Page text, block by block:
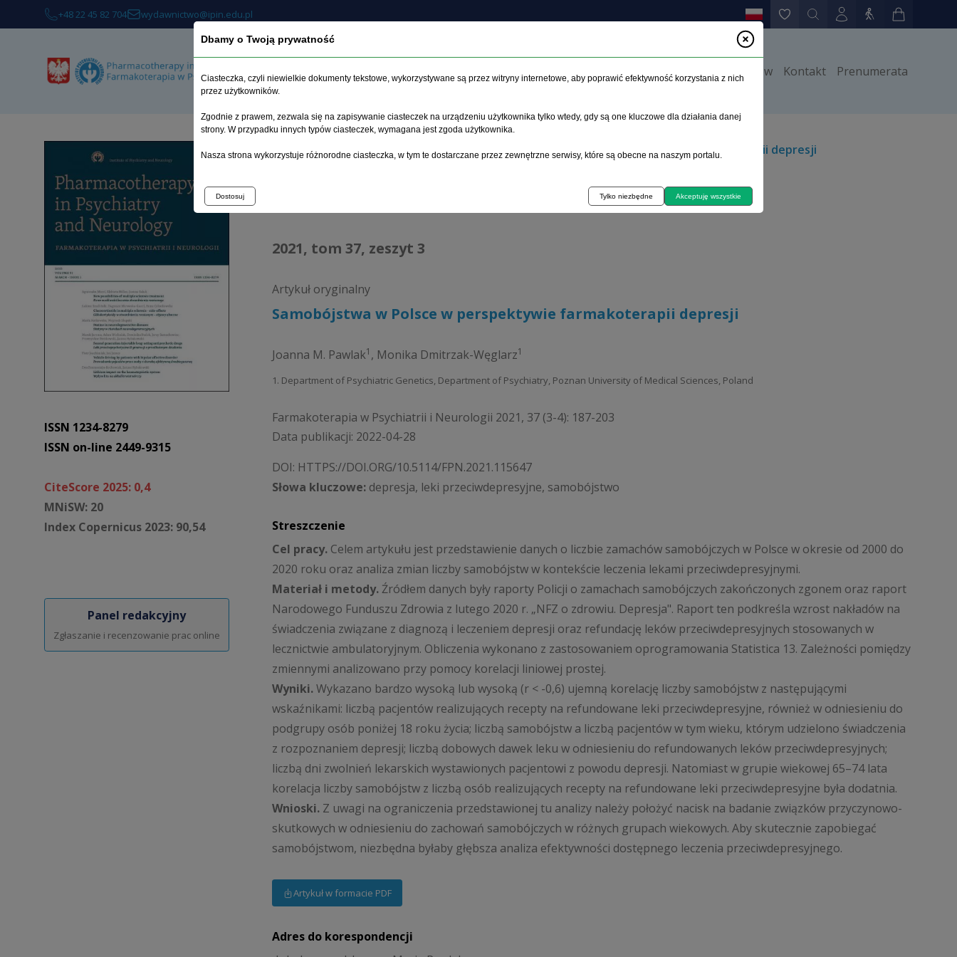
+48 22 45 82 704 wydawnictwo@ipin.edu.pl
O czasopiśmie Zeszyt aktualny Archiwum Artykuły Instrukcje dla autorów Kontakt Prenumerata
ISSN 1234-8279
ISSN on-line 2449-9315
CiteScore 2025: 0,4
MNiSW: 20
Index Copernicus 2023: 90,54
Panel redakcyjny
Zgłaszanie i recenzowanie prac online
Strona główna >Archiwum>zeszyt 3>Samobójstwa w Polsce w perspektywie farmakoterapii depresji
2021, tom 37, zeszyt 3
Artykuł oryginalny
Samobójstwa w Polsce w perspektywie farmakoterapii depresji
Joanna M. Pawlak1 , Monika Dmitrzak-Węglarz1
1. Department of Psychiatric Genetics, Department of Psychiatry, Poznan University of Medical Sciences, Poland
Farmakoterapia w Psychiatrii i Neurologii 2021, 37 (3-4): 187-203
Data publikacji: 2022-04-28
DOI: HTTPS://DOI.ORG/10.5114/FPN.2021.115647
Słowa kluczowe: depresja, leki przeciwdepresyjne, samobójstwo
Streszczenie
Cel pracy. Celem artykułu jest przedstawienie danych o liczbie zamachów samobójczych w Polsce w okresie od 2000 do
2020 roku oraz analiza zmian liczby samobójstw w kontekście leczenia lekami przeciwdepresyjnymi.
Materiał i metody.Źródłem danych były raporty Policji o zamachach samobójczych zakończonych zgonem oraz raport
Narodowego Funduszu Zdrowia z lutego 2020 r. „NFZ o zdrowiu. Depresja". Raport ten podkreśla wzrost nakładów na
świadczenia związane z diagnozą i leczeniem depresji oraz refundację leków przeciwdepresyjnych stosowanych w
lecznictwie ambulatoryjnym. Obliczenia wykonano z zastosowaniem oprogramowania Statistica 13. Zależności pomiędzy
zmiennymi analizowano przy pomocy korelacji liniowej prostej.
Wyniki.Wykazano bardzo wysoką lub wysoką (r < -0,6) ujemną korelację liczby samobójstw z następującymi
wskaźnikami: liczbą pacjentów realizujących recepty na refundowane leki przeciwdepresyjne, również w odniesieniu do
podgrupy osób poniżej 18 roku życia; liczbą samobójstw a liczbą pacjentów w tym wieku, którym udzielono świadczenia
z rozpoznaniem depresji; liczbą dobowych dawek leku w odniesieniu do refundowanych leków przeciwdepresyjnych;
liczbą dni zwolnień lekarskich wystawionych pacjentowi z powodu depresji. Natomiast w grupie wiekowej 65–74 lata
korelacja liczby samobójstw z liczbą osób realizujących recepty na refundowane leki przeciwdepresyjne była dodatnia.
Wnioski. Z uwagi na ograniczenia przedstawionej tu analizy należy położyć nacisk na badanie związków przyczynowo-
skutkowych w odniesieniu do zachowań samobójczych w różnych grupach wiekowych. Aby skutecznie zapobiegać
samobójstwom, niezbędna byłaby głębsza analiza efektywności dostępnego leczenia przeciwdepresyjnego.
Artykuł w formacie PDF
Adres do korespondencji
Dbamy o Twoją prywatność
Ciasteczka, czyli niewielkie dokumenty tekstowe, wykorzystywane są przez witryny internetowe, aby poprawić efektywność korzystania z nich
przez użytkowników.
Zgodnie z prawem, zezwala się na zapisywanie ciasteczek na urządzeniu użytkownika tylko wtedy, gdy są one kluczowe dla działania danej
strony. W przypadku innych typów ciasteczek, wymagana jest zgoda użytkownika.
Nasza strona wykorzystuje różnorodne ciasteczka, w tym te dostarczane przez zewnętrzne serwisy, które są obecne na naszym portalu.
Dostosuj Tylko niezbędne Akceptuję wszystkie